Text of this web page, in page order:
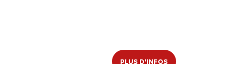
PLUS D'INFOS